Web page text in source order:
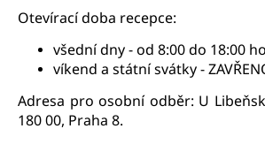
Otevírací doba recepce:
všední dny - od 8:00 do 18:00
víkend a státní svátky -
Adresa pro osobní odběr: U
180 00, Praha 8.